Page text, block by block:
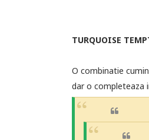
TURQUOISE
O combinatie
dar o completeaza